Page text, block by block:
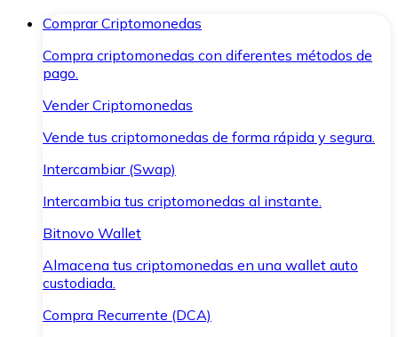
Comprar Criptomonedas
Compra criptomonedas con diferentes métodos de
pago.
Vender Criptomonedas
Vende tus criptomonedas de forma rápida y segura.
Intercambiar (Swap)
Intercambia tus criptomonedas al instante.
Bitnovo Wallet
Almacena tus criptomonedas en una wallet auto
custodiada.
Compra Recurrente (DCA)